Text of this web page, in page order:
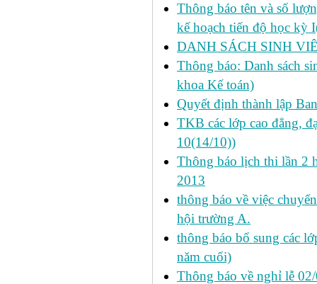
Thông báo tên và số
kế hoạch tiến độ học kỳ
DANH SÁCH SINH
Thông báo: Danh sách
khoa Kế toán)
Quyết định thành lập
TKB các lớp cao đẳng,
10(14/10))
Thông báo lịch thi lần 2
2013
thông báo về việc
hội trường A.
thông báo bổ sung các
năm cuối)
Thông báo về nghỉ lễ